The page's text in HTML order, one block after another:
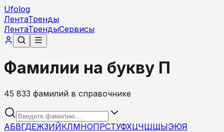
Ufolog
ЛентаТренды
ЛентаТрендыСервисы
Фамилии на букву П
45 833 фамилий в справочнике
АБВГДЕЖЗИЙКЛМНОПРСТУФХЦЧШЩЫЭЮЯ